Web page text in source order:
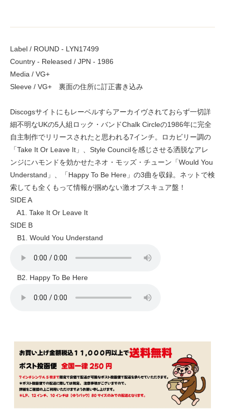
Label / ROUND - LYN17499
Country - Released / JPN - 1986
Media / VG+
Sleeve / VG+ 裏面の住所に訂正書き込み
Discogsサイトにもレーベルすらアーカイヴされておらず一切詳
細不明なUKの5人組ロック・バンドChalk Circleの1986年に完全
自主制作でリリースされたと思われる7インチ。ロカビリー調の
「Take It Or Leave It」、Style Councilを感じさせる洒脱なアレ
ンジにハモンドを効かせたネオ・モッズ・チューン「Would You
Understand」、「Happy To Be Here」の3曲を収録。ネットで検
索しても全くもって情報が掴めない激オブスキュア盤！
SIDE A
A1. Take It Or Leave It
SIDE B
B1. Would You Understand
B2. Happy To Be Here